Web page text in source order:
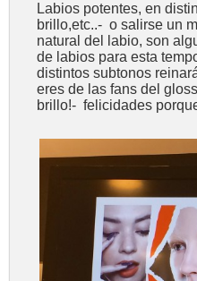
Labios potentes, en
brillo,etc..- o salirse un
natural del labio, son
de labios para esta
distintos subtonos
eres de las fans del
brillo!- felicidades